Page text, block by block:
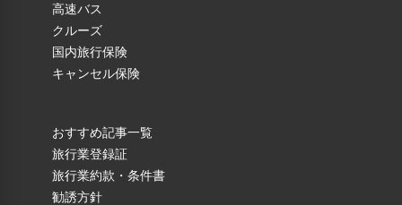
高速バス
クルーズ
国内旅行保険
キャンセル保険
おすすめ記事一覧
旅行業登録証
旅行業約款・条件書
勧誘方針